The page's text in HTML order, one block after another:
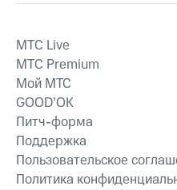
MTС Live
MTС Premium
Мой МТС
GOOD’OK
Питч-форма
Поддержка
Пользовательское
Политика